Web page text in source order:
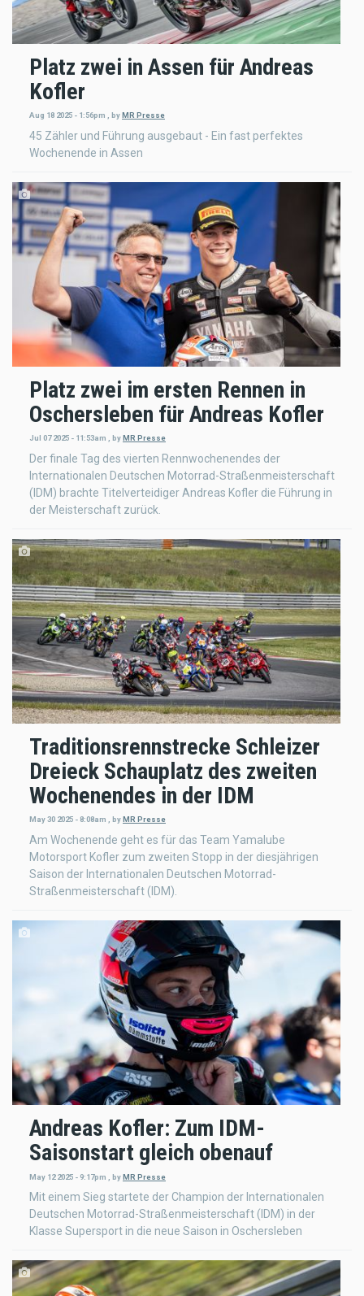
Platz zwei in Assen für Andreas
Kofler
Aug 18 2025 - 1:56pm , byMR Presse
45 Zähler und Führung ausgebaut - Ein fast perfektes
Wochenende in Assen
Platz zwei im ersten Rennen in
Oschersleben für Andreas Kofler
Jul 07 2025 - 11:53am , byMR Presse
Der finale Tag des vierten Rennwochenendes der
Internationalen Deutschen Motorrad-Straßenmeisterschaft
(IDM) brachte Titelverteidiger Andreas Kofler die Führung in
der Meisterschaft zurück.
Traditionsrennstrecke Schleizer
Dreieck Schauplatz des zweiten
Wochenendes in der IDM
May 30 2025 - 8:08am , by MR Presse
Am Wochenende geht es für das Team Yamalube
Motorsport Kofler zum zweiten Stopp in der diesjährigen
Saison der Internationalen Deutschen Motorrad-
Straßenmeisterschaft (IDM).
Andreas Kofler: Zum IDM-
Saisonstart gleich obenauf
May 12 2025 - 9:17pm byMR Presse
Mit einem Sieg startete der Champion der Internationalen
Deutschen Motorrad-Straßenmeisterschaft (IDM) in der
Klasse Supersport in die neue Saison in Oschersleben